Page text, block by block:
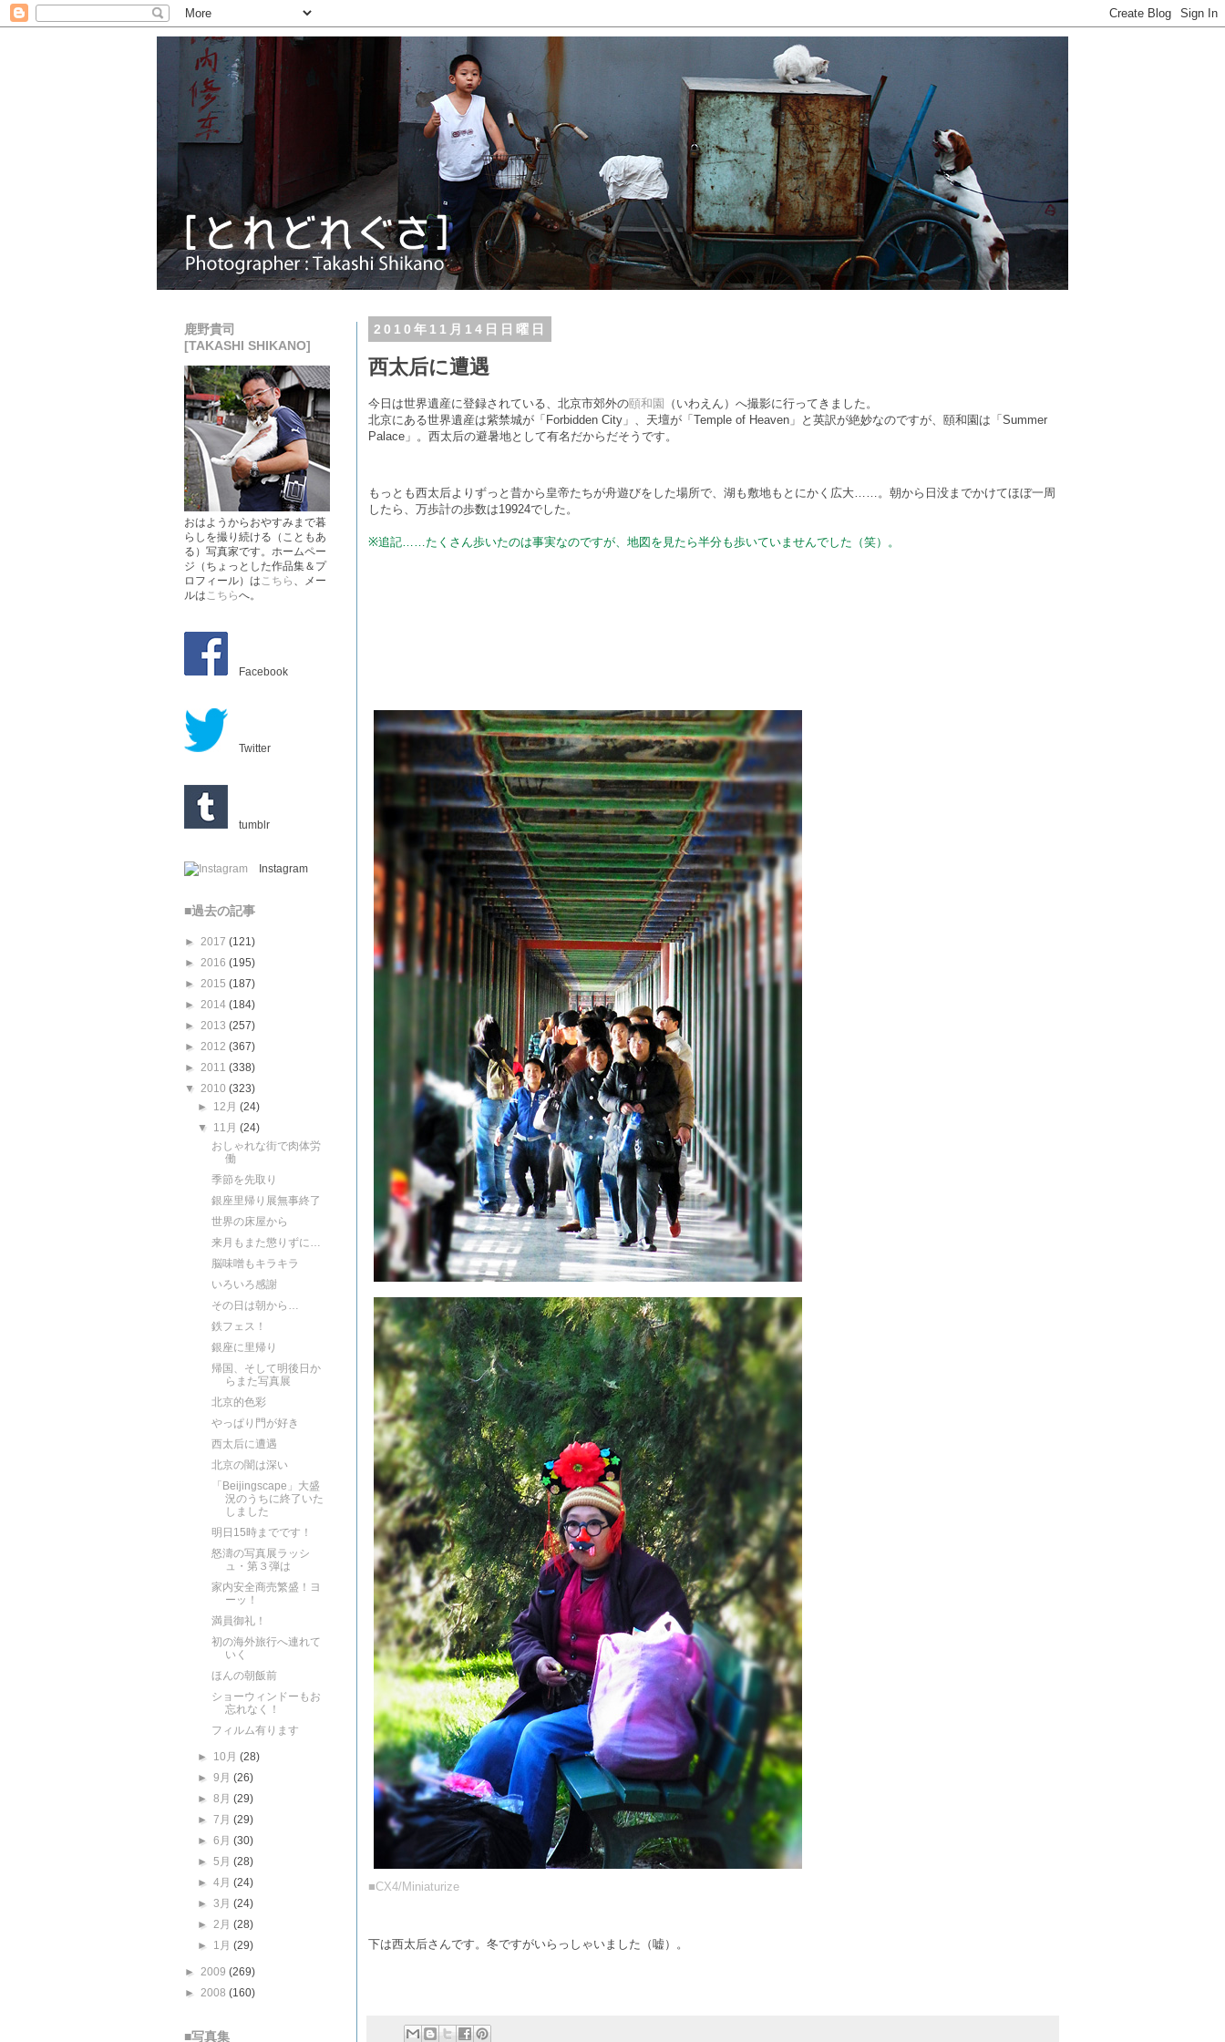
2010年11月14日日曜日
西太后に遭遇
今日は世界遺産に登録されている、北京市郊外の頤和園 （いわえん）へ撮影に行ってきました。
北京にある世界遺産は紫禁城が「Forbidden City」、天壇が「Temple of Heaven」と英訳が絶妙なのですが、頤和園は「Summer
Palace」。西太后の避暑地として有名だからだそうです。
もっとも西太后よりずっと昔から皇帝たちが舟遊びをした場所で、湖も敷地もとにかく広大……。朝から日没までかけてほぼ一周
したら、万歩計の歩数は19924でした。
※追記……たくさん歩いたのは事実なのですが、地図を見たら半分も歩いていませんでした（笑）。
■CX4/Miniaturize
下は西太后さんです。冬ですがいらっしゃいました（嘘）。
鹿野貴司
[TAKASHI SHIKANO]
おはようからおやすみまで暮
らしを撮り続ける（こともあ
る）写真家です。ホームペー
ジ（ちょっとした作品集＆プ
ロフィール）はこちら 、メー
ルはこちらへ。
Facebook
Twitter
tumblr
Instagram
■過去の記事
► 2017 (121)
► 2016 (195)
► 2015 (187)
► 2014 (184)
► 2013 (257)
► 2012 (367)
► 2011 (338)
▼ 2010 (323)
► 12月(24)
▼ 11月(24)
おしゃれな街で肉体労
働
季節を先取り
銀座里帰り展無事終了
世界の床屋から
来月もまた懲りずに…
脳味噌もキラキラ
いろいろ感謝
その日は朝から…
鉄フェス！
銀座に里帰り
帰国、そして明後日か
らまた写真展
北京的色彩
やっぱり門が好き
西太后に遭遇
北京の闇は深い
「Beijingscape」大盛
況のうちに終了いた
しました
明日15時までです！
怒濤の写真展ラッシ
ュ・第３弾は
家内安全商売繁盛！ヨ
ーッ！
満員御礼！
初の海外旅行へ連れて
いく
ほんの朝飯前
ショーウィンドーもお
忘れなく！
フィルム有ります
► 10月(28)
►9月(26)
►8月(29)
►7月(29)
►6月(30)
►5月(28)
►4月(24)
►3月(24)
►2月(28)
► 1月(29)
► 2009 (269)
► 2008 (160)
■写真集